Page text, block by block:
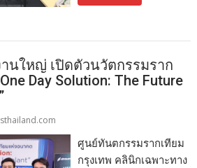
นใหญ่ เปิดตัวนวัตกรรมราก
Day Solution: The Future
ศูนย์ทันตกรรมรากเทียม
กรุงเทพ คลินิกเฉพาะทาง